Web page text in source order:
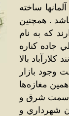
ساخته
. همچنين
از هم قرار دارند که به نام
جاده کناره
بالا
وجود بازار
مغازه‌ها
سمت شرق و
شهرداري و